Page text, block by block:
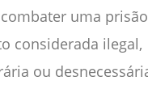
uma
considerada ilegal,
ou